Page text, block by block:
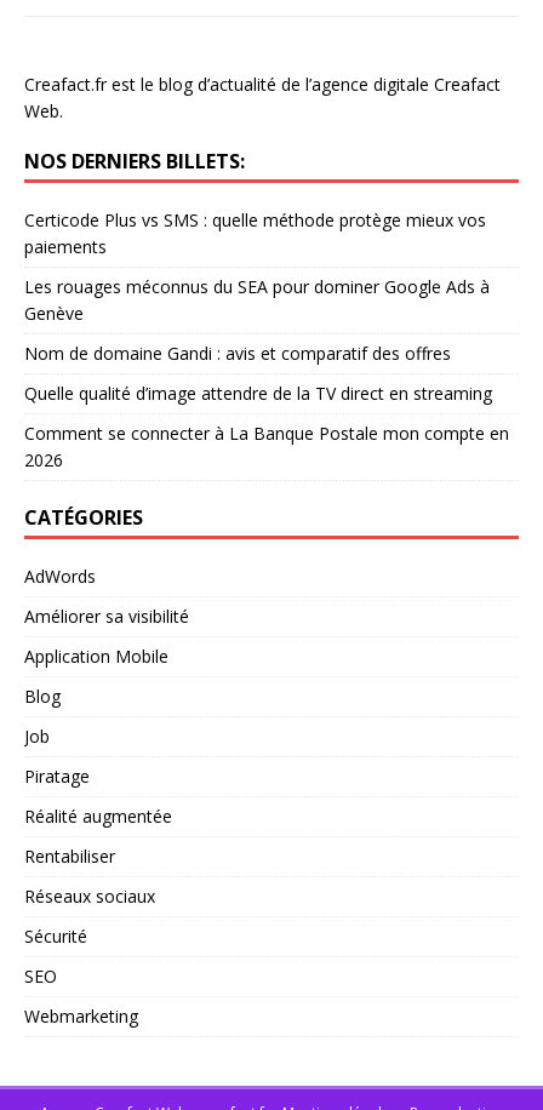
Creafact.fr est le blog d’actualité de l’agence digitale Creafact
Web.
NOS DERNIERS BILLETS:
Certicode Plus vs SMS : quelle méthode protège mieux vos
paiements
Les rouages méconnus du SEA pour dominer Google Ads à
Genève
Nom de domaine Gandi : avis et comparatif des offres
Quelle qualité d’image attendre de la TV direct en streaming
Comment se connecter à La Banque Postale mon compte en
2026
CATÉGORIES
AdWords
Améliorer sa visibilité
Application Mobile
Blog
Job
Piratage
Réalité augmentée
Rentabiliser
Réseaux sociaux
Sécurité
SEO
Webmarketing